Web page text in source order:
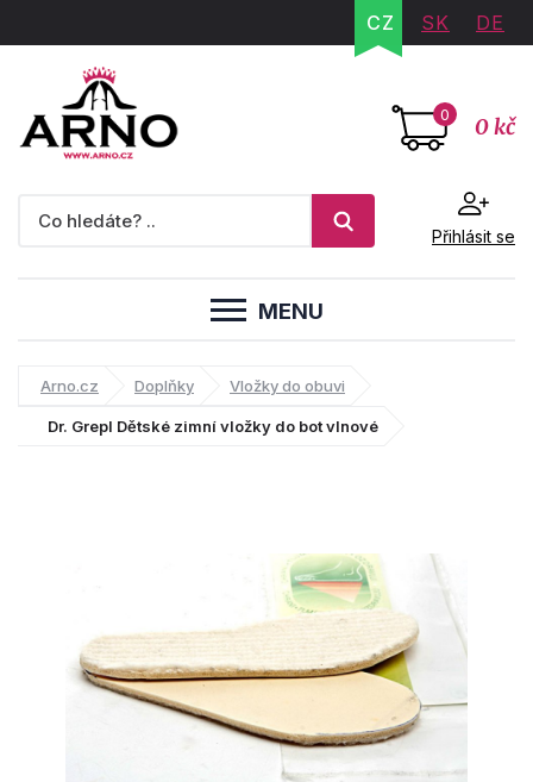
CZ SK DE
0 0 kč
Přihlásit se
MENU
Arno.cz Doplňky Vložky do obuvi
Dr. Grepl Dětské zimní vložky do bot vlnové